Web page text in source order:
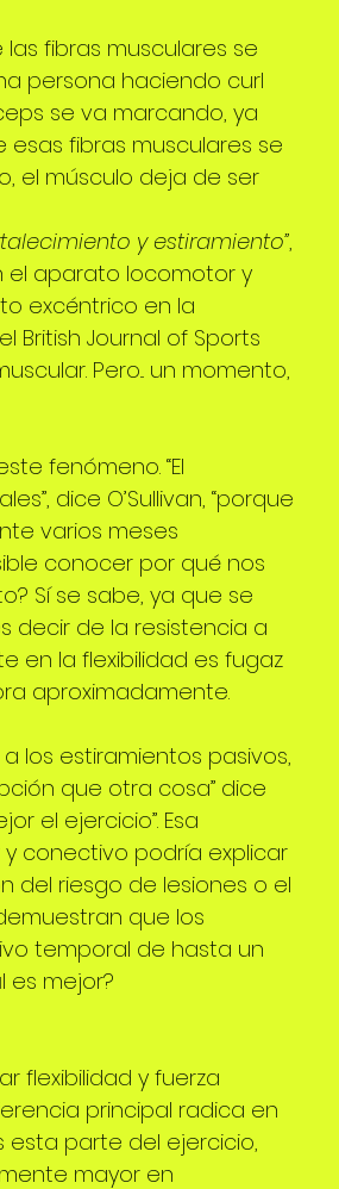
fibras musculares se
persona haciendo curl
se va marcando, ya
fibras musculares se
el músculo deja de ser
y estiramiento”,
el aparato locomotor y
excéntrico en la
British Journal of Sports
Pero... un momento,
fenómeno. “El
dice O’Sullivan, “porque
varios meses
conocer por qué nos
Sí se sabe, ya que se
decir de la resistencia a
en la flexibilidad es fugaz
aproximadamente.
los estiramientos pasivos,
que otra cosa” dice
el ejercicio”. Esa
conectivo podría explicar
del riesgo de lesiones o el
que los
temporal de hasta un
es mejor?
flexibilidad y fuerza
principal radica en
esta parte del ejercicio,
mayor en